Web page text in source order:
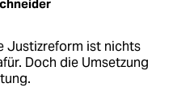
Justizreform ist nichts
Doch die Umsetzung